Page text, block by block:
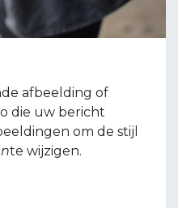
afbeelding of
die uw bericht
om de stijl
te wijzigen.